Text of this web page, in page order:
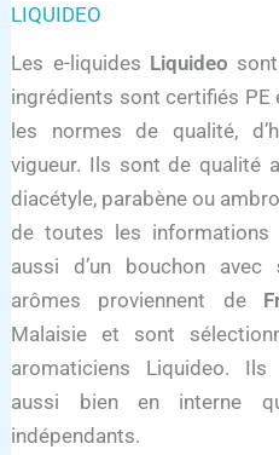
LIQUIDEO
Les e-liquides Liquideo
ingrédients sont certifiés
les normes de qualité,
vigueur. Ils sont de qualité
diacétyle, parabène ou
de toutes les informations
aussi d’un bouchon avec
arômes proviennent de
Malaisie et sont
aromaticiens Liquideo.
aussi bien en interne
indépendants.